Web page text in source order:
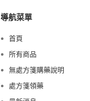
導航菜單
首頁
所有商品
無處方箋購藥說明
處方箋領藥